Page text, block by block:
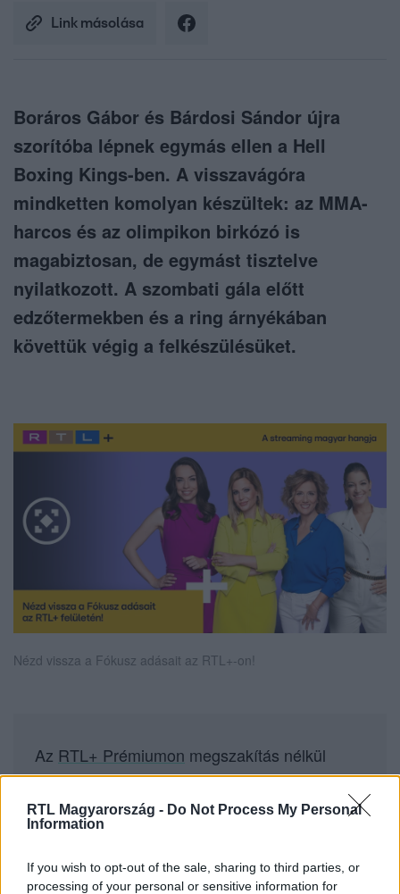
RTL Magyarország - Do Not Process My Personal
Information
If you wish to opt-out of the sale, sharing to third parties, or
processing of your personal or sensitive information for
Link másolása
Boráros Gábor és Bárdosi Sándor újra
szorítóba lépnek egymás ellen a Hell
Boxing Kings-ben. A visszavágóra
mindketten komolyan készültek: az MMA-
harcos és az olimpikon birkózó is
magabiztosan, de egymást tisztelve
nyilatkozott. A szombati gála előtt
edzőtermekben és a ring árnyékában
követtük végig a felkészülésüket.
Nézd vissza a Fókusz adásait az RTL+-on!
Az RTL+ Prémiumon megszakítás nélkül
exkluzív tartalmakkal követheted a teljes
gálát!